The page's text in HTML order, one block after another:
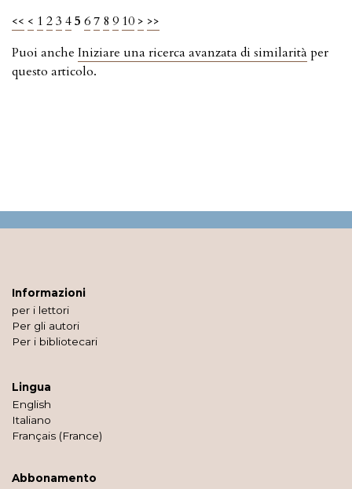
<< < 1 23 45 67 8 9 10 > >>
Puoi anche Iniziare una ricerca avanzata di similarità per
questo articolo.
Informazioni
per i lettori
Per gli autori
Per i bibliotecari
Lingua
English
Italiano
Français (France)
Abbonamento